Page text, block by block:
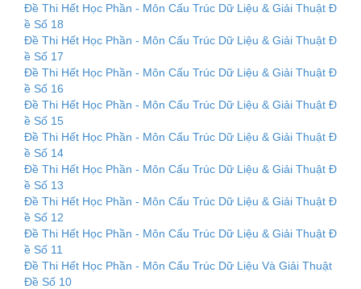
Đề Thi Hết Học Phần - Môn Cấu Trúc Dữ Liệu & Giải Thuật Đ
ề Số 18
Đề Thi Hết Học Phần - Môn Cấu Trúc Dữ Liệu & Giải Thuật Đ
ề Số 17
Đề Thi Hết Học Phần - Môn Cấu Trúc Dữ Liệu & Giải Thuật Đ
ề Số 16
Đề Thi Hết Học Phần - Môn Cấu Trúc Dữ Liệu & Giải Thuật Đ
ề Số 15
Đề Thi Hết Học Phần - Môn Cấu Trúc Dữ Liệu & Giải Thuật Đ
ề Số 14
Đề Thi Hết Học Phần - Môn Cấu Trúc Dữ Liệu & Giải Thuật Đ
ề Số 13
Đề Thi Hết Học Phần - Môn Cấu Trúc Dữ Liệu & Giải Thuật Đ
ề Số 12
Đề Thi Hết Học Phần - Môn Cấu Trúc Dữ Liệu & Giải Thuật Đ
ề Số 11
Đề Thi Hết Học Phần - Môn Cấu Trúc Dữ Liệu Và Giải Thuật
Đề Số 10